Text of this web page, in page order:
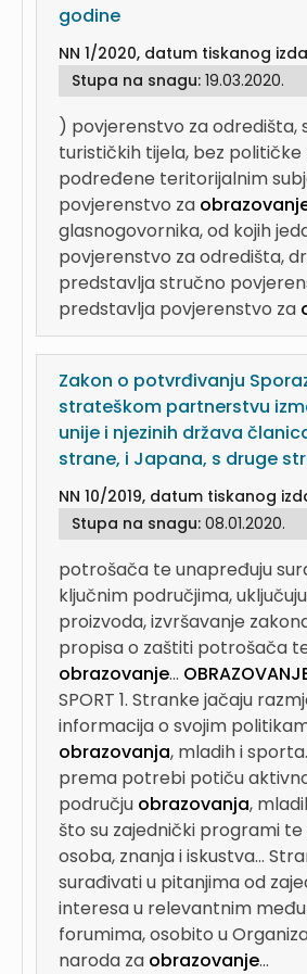
godine
NN 1/2020, datum tiskanog
Stupa na snagu: 19.03.2020.
) povjerenstvo za odredišta,
turističkih tijela, bez političke
podređene teritorijalnim
povjerenstvo za
glasnogovornika, od kojih
povjerenstvo za odredišta,
predstavlja stručno
predstavlja povjerenstvo za
Zakon o potvrđivanju
strateškom partnerstvu
unije i njezinih država
strane, i Japana, s druge
NN 10/2019, datum tiskanog
Stupa na snagu: 08.01.2020.
potrošača te unapređuju
ključnim područjima,
proizvoda, izvršavanje
propisa o zaštiti potrošača
obrazovanje...
SPORT 1. Stranke jačaju
informacija o svojim
obrazovanja, mladih i sporta.
prema potrebi potiču
području obrazovanja,
što su zajednički programi
osoba, znanja i iskustva...
surađivati u pitanjima od
interesa u relevantnim
forumima, osobito u
naroda za obrazovanje...